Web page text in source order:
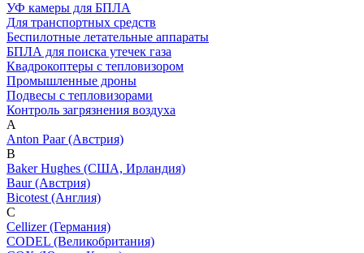
УФ камеры для БПЛА
Для транспортных средств
Беспилотные летательные аппараты
БПЛА для поиска утечек газа
Квадрокоптеры с тепловизором
Промышленные дроны
Подвесы с тепловизорами
Контроль загрязнения воздуха
A
Anton Paar (Австрия)
B
Baker Hughes (США, Ирландия)
Baur (Австрия)
Bicotest (Англия)
C
Cellizer (Германия)
CODEL (Великобритания)